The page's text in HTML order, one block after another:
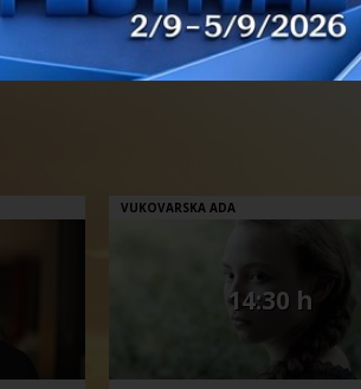
VUKOVARSKA ADA
14:30 h